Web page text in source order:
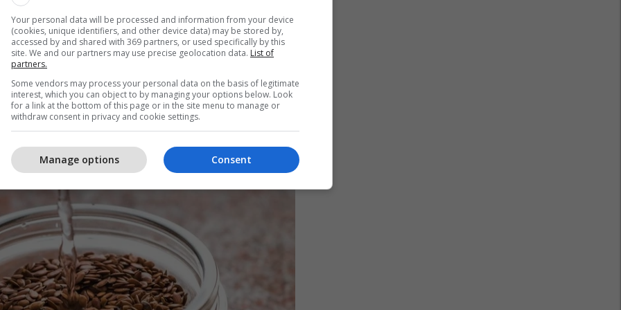
dhe qafën dhe pastaj qiteni preparatin e
nevojë të brengoseni rreth shmangies së pjesëve
qiten edhe në atë pjesë.
sërish lyeni.
pesë herë. Pastaj shpëlajeni dhe qitni
Your personal data will be processed and information from your device
(cookies, unique identifiers, and other device data) may be stored by,
accessed by and shared with 369 partners, or used specifically by this
site. We and our partners may use precise geolocation data. List of
partners.
Some vendors may process your personal data on the basis of legitimate
interest, which you can object to by managing your options below. Look
for a link at the bottom of this page or in the site menu to manage or
withdraw consent in privacy and cookie settings.
Consent
Manage options